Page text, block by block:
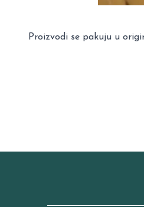
Proizvodi se pakuju u